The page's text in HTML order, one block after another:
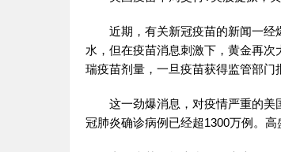
近期，有关新冠疫苗的新闻一经
水，但在疫苗消息刺激下，黄金再
瑞疫苗剂量，一旦疫苗获得监管部门
这一劲爆消息，对疫情严重的美
冠肺炎确诊病例已经超1300万例。